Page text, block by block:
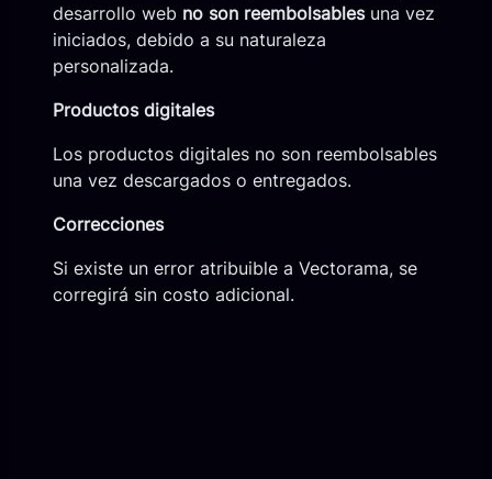
desarrollo web no son reembolsablesuna vez
iniciados, debido a su naturaleza
personalizada.
Productos digitales
Los productos digitales no son reembolsables
una vez descargados o entregados.
Correcciones
Si existe un error atribuible a Vectorama, se
corregirá sin costo adicional.